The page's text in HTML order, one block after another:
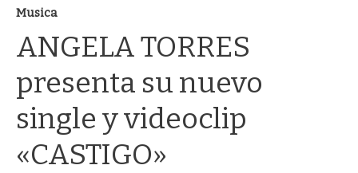
Musica
ANGELA TORRES
presenta su nuevo
single y videoclip
«CASTIGO»